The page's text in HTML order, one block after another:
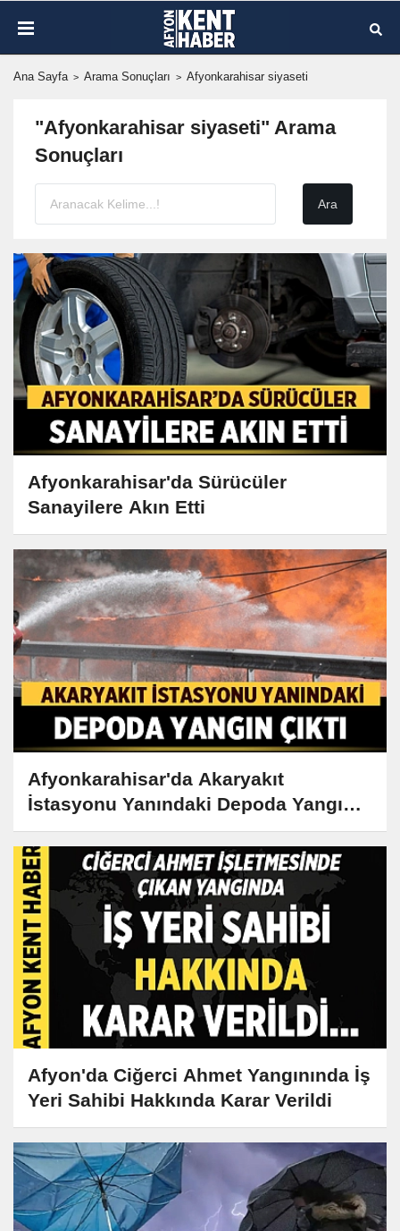
Ana Sayfa Arama Sonuçları Afyonkarahisar siyaseti
"Afyonkarahisar siyaseti" Arama
Sonuçları
Afyonkarahisar'da Sürücüler
Sanayilere Akın Etti
Afyonkarahisar'da Akaryakıt
İstasyonu Yanındaki Depoda Yangın
Çıktı
Afyon'da Ciğerci Ahmet Yangınında İş
Yeri Sahibi Hakkında Karar Verildi